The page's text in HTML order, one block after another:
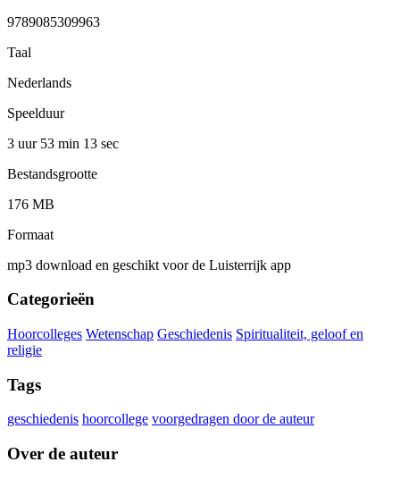
9789085309963
Taal
Nederlands
Speelduur
3 uur 53 min 13 sec
Bestandsgrootte
176 MB
Formaat
mp3 download en geschikt voor de Luisterrijk app
Categorieën
Hoorcolleges Wetenschap Geschiedenis Spiritualiteit, geloof en
religie
Tags
geschiedenis hoorcollege voorgedragen door de auteur
Over de auteur